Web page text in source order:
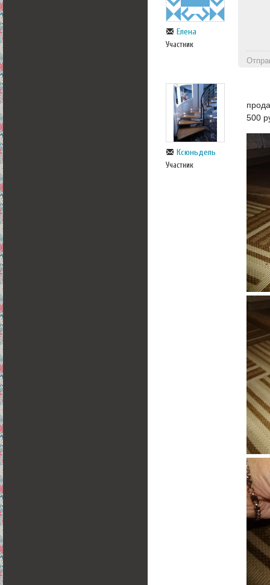
Елена
Участник
Ксюньдель
Участник
500